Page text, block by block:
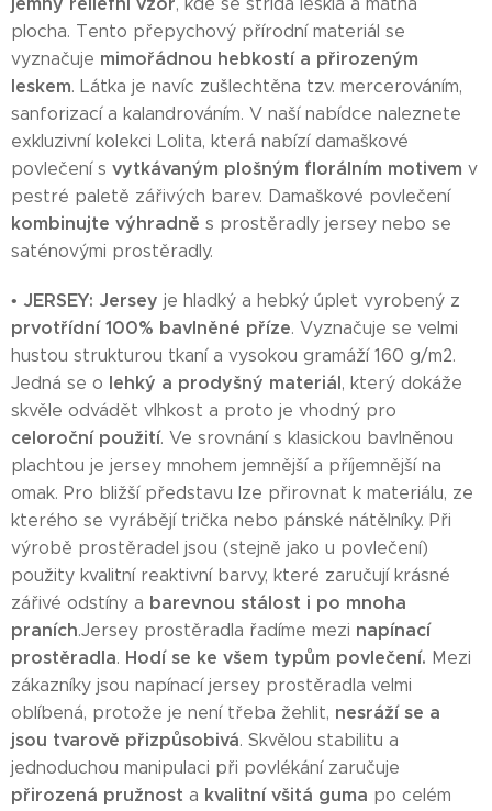
plocha. Tento přepychový přírodní materiál se
vyznačuje mimořádnou hebkostí a přirozeným
leskem. Látka je navíc zušlechtěna tzv. mercerováním,
sanforizací a kalandrováním. V naší nabídce naleznete
exkluzivní kolekci Lolita, která nabízí damaškové
povlečení s vytkávaným plošným florálním motivem v
pestré paletě zářivých barev. Damaškové povlečení
kombinujte výhradně s prostěradly jersey nebo se
saténovými prostěradly.
• JERSEY: Jersey je hladký a hebký úplet vyrobený z
prvotřídní 100% bavlněné příze. Vyznačuje se velmi
hustou strukturou tkaní a vysokou gramáží 160 g/m2.
Jedná se o lehký a prodyšný materiál, který dokáže
skvěle odvádět vlhkost a proto je vhodný pro
celoroční použití. Ve srovnání s klasickou bavlněnou
plachtou je jersey mnohem jemnější a příjemnější na
omak. Pro bližší představu lze přirovnat k materiálu, ze
kterého se vyrábějí trička nebo pánské nátělníky. Při
výrobě prostěradel jsou (stejně jako u povlečení)
použity kvalitní reaktivní barvy, které zaručují krásné
zářivé odstíny a barevnou stálost i po mnoha
praních.Jersey prostěradla řadíme mezi napínací
prostěradla. Hodí se ke všem typům povlečení. Mezi
zákazníky jsou napínací jersey prostěradla velmi
oblíbená, protože je není třeba žehlit, nesráží se a
jsou tvarově přizpůsobivá. Skvělou stabilitu a
jednoduchou manipulaci při povlékání zaručuje
přirozená pružnost a kvalitní všitá guma po celém